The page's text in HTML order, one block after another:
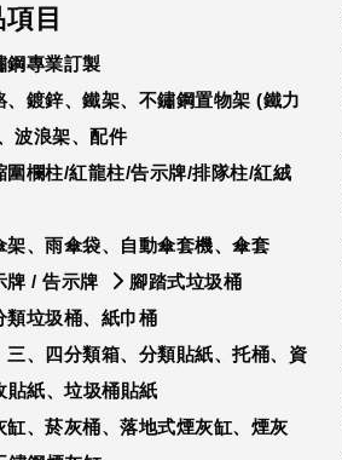
目
鋼專業訂製
、鍍鋅、鐵架、不鏽鋼置物架 (鐵力
波浪架、配件
圍欄柱/紅龍柱/告示牌/排隊柱/紅絨
架、雨傘袋、自動傘套機、傘套
牌 / 告示牌
腳踏式垃圾桶
類垃圾桶、紙巾桶
三、四分類箱、分類貼紙、托桶、資
貼紙、垃圾桶貼紙
缸、菸灰桶、落地式煙灰缸、煙灰